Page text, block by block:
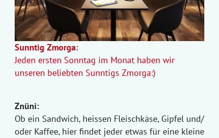
Sunntig Zmorga:
Jeden ersten Sonntag im Monat haben wir
unseren beliebten Sunntigs Zmorga:)
Znüni:
Ob ein Sandwich, heissen Fleischkäse, Gipfel und/
oder Kaffee, hier findet jeder etwas für eine kleine